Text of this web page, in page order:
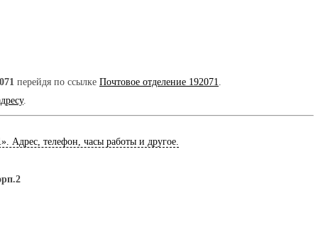
перейдя по ссылке Почтовое отделение 192071
.
». Адрес, телефон, часы работы и другое.